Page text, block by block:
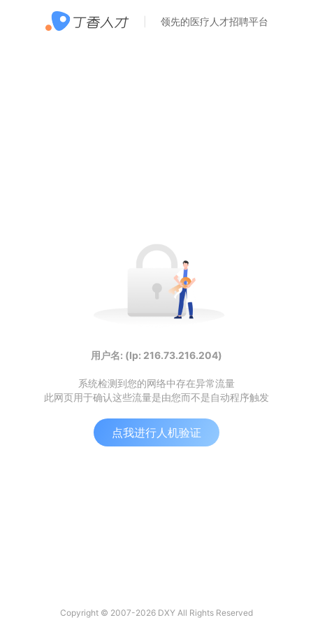
领先的医疗人才招聘平台
用户名: (Ip: 216.73.216.204)
系统检测到您的网络中存在异常流量
此网页用于确认这些流量是由您而不是自动程序触发
点我进行人机验证
Copyright © 2007-2026 DXY All Rights Reserved